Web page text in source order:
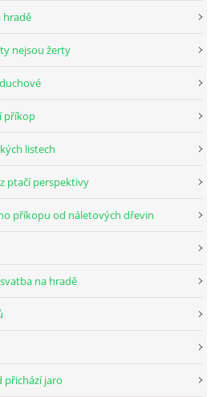
hradě
nejsou žerty
příkop
listech
ptačí perspektivy
příkopu od náletových dřevin
na hradě
přichází jaro